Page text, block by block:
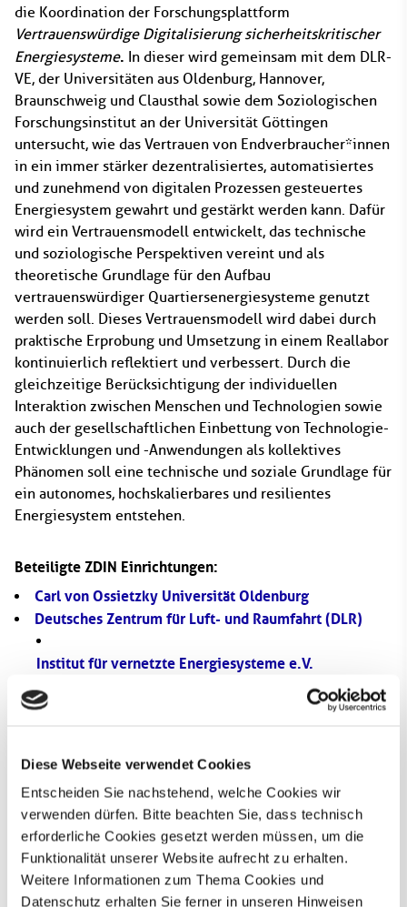
Diese Webseite verwendet Cookies
Entscheiden Sie nachstehend, welche Cookies wir
verwenden dürfen. Bitte beachten Sie, dass technisch
erforderliche Cookies gesetzt werden müssen, um die
Funktionalität unserer Website aufrecht zu erhalten.
Weitere Informationen zum Thema Cookies und
Datenschutz erhalten Sie ferner in unseren Hinweisen
die Koordination der Forschungsplattform
Vertrauenswürdige Digitalisierung sicherheitskritischer
Energiesysteme. In dieser wird gemeinsam mit dem DLR-
VE, der Universitäten aus Oldenburg, Hannover,
Braunschweig und Clausthal sowie dem Soziologischen
Forschungsinstitut an der Universität Göttingen
untersucht, wie das Vertrauen von Endverbraucher*innen
in ein immer stärker dezentralisiertes, automatisiertes
und zunehmend von digitalen Prozessen gesteuertes
Energiesystem gewahrt und gestärkt werden kann. Dafür
wird ein Vertrauensmodell entwickelt, das technische
und soziologische Perspektiven vereint und als
theoretische Grundlage für den Aufbau
vertrauenswürdiger Quartiersenergiesysteme genutzt
werden soll. Dieses Vertrauensmodell wird dabei durch
praktische Erprobung und Umsetzung in einem Reallabor
kontinuierlich reflektiert und verbessert. Durch die
gleichzeitige Berücksichtigung der individuellen
Interaktion zwischen Menschen und Technologien sowie
auch der gesellschaftlichen Einbettung von Technologie-
Entwicklungen und -Anwendungen als kollektives
Phänomen soll eine technische und soziale Grundlage für
ein autonomes, hochskalierbares und resilientes
Energiesystem entstehen.
Beteiligte ZDIN Einrichtungen:
Carl von Ossietzky Universität Oldenburg
Deutsches Zentrum für Luft- und Raumfahrt (DLR)
Institut für vernetzte Energiesysteme e.V.
(Oldenburg)
Georg-August-Universität Göttingen
Technische Universität Braunschweig
Technische Universität Clausthal
Beteiligte Wissenschaftler*innen:
Prof. Dr. Sebastian Lehnhoff(Carl von Ossietzky